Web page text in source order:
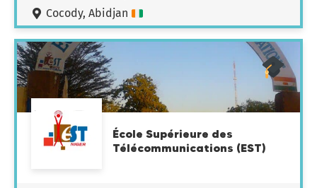
Cocody, Abidjan
École Supérieure des
Télécommunications (EST)